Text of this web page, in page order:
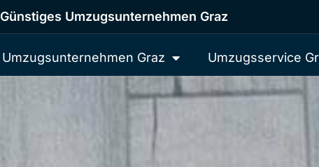
Günstiges Umzugsunternehmen Graz
Umzugsunternehmen Graz Umzugsservice